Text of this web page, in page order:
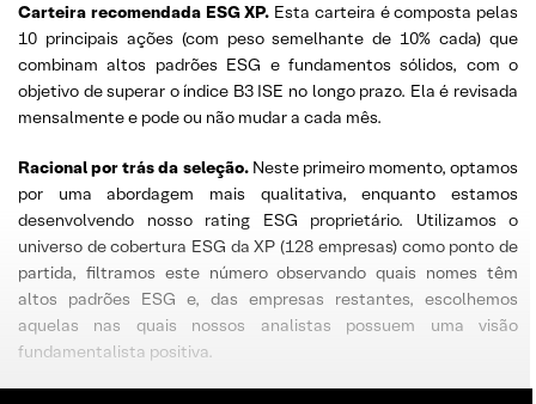
Carteira recomendada ESG XP. Esta carteira é composta pelas
10 principais ações (com peso semelhante de 10% cada) que
combinam altos padrões ESG e fundamentos sólidos, com o
objetivo de superar o índice B3 ISE no longo prazo. Ela é revisada
mensalmente e pode ou não mudar a cada mês.
Racional por trás da seleção.Neste primeiro momento, optamos
por uma abordagem mais qualitativa, enquanto estamos
desenvolvendo nosso rating ESG proprietário. Utilizamos o
universo de cobertura ESG da XP (128 empresas) como ponto de
partida, filtramos este número observando quais nomes têm
altos padrões ESG e, das empresas restantes, escolhemos
aquelas nas quais nossos analistas possuem uma visão
fundamentalista positiva.